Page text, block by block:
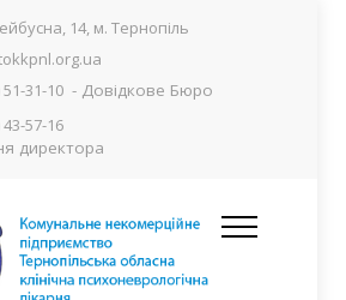
14, м. Тернопіль
51-31-10 - Довідкове Бюро
43-57-16
директора